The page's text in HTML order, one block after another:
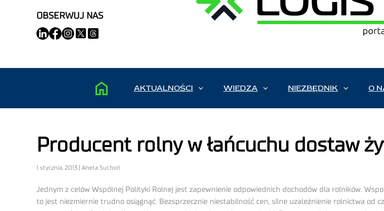
OBSERWUJ NAS
AKTUALNOŚCI WIEDZA NIEZBĘDNIK O
Producent rolny w łańcuchu dostaw
1 stycznia, 2013 | Aneta Suchoń
Jednym z celów Wspólnej Polityki Rolnej jest zapewnienie odpowiednich dochodów dla rolników.
to jest niezmiernie trudno osiągnąć. Bezsprzecznie niestabilność cen, silne uzależnienie rolnictwa od